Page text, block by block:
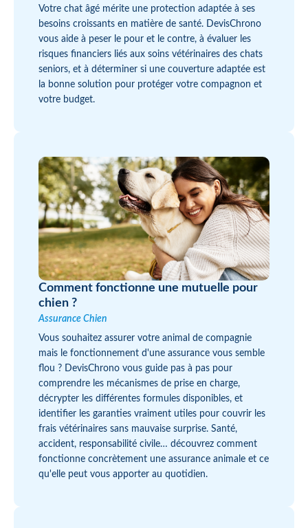
Votre chat âgé mérite une protection adaptée à ses
besoins croissants en matière de santé. DevisChrono
vous aide à peser le pour et le contre, à évaluer les
risques financiers liés aux soins vétérinaires des chats
seniors, et à déterminer si une couverture adaptée est
la bonne solution pour protéger votre compagnon et
votre budget.
Comment fonctionne une mutuelle pour
chien ?
Assurance Chien
Vous souhaitez assurer votre animal de compagnie
mais le fonctionnement d'une assurance vous semble
flou ? DevisChrono vous guide pas à pas pour
comprendre les mécanismes de prise en charge,
décrypter les différentes formules disponibles, et
identifier les garanties vraiment utiles pour couvrir les
frais vétérinaires sans mauvaise surprise. Santé,
accident, responsabilité civile… découvrez comment
fonctionne concrètement une assurance animale et ce
qu'elle peut vous apporter au quotidien.